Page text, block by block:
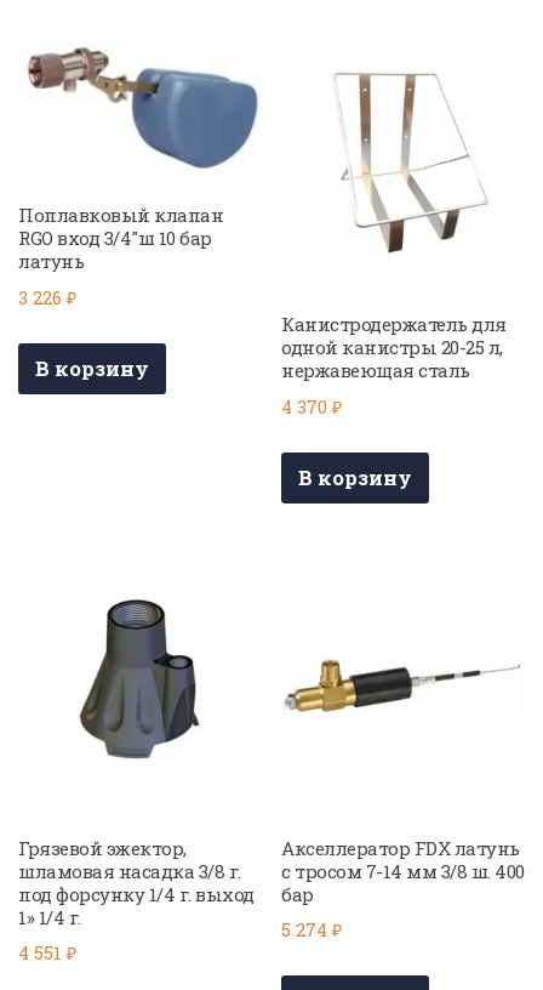
Поплавковый клапан
RGO вход 3/4″ш 10 бар
латунь
3 226 ₽
В корзину
Канистродержатель для
одной канистры 20-25 л,
нержавеющая сталь
4 370₽
В корзину
Грязевой эжектор,
шламовая насадка 3/8 г.
под форсунку 1/4 г. выход
1» 1/4 г.
4 551 ₽
Акселлератор FDX латунь
с тросом 7-14 мм 3/8 ш. 400
бар
5 274₽